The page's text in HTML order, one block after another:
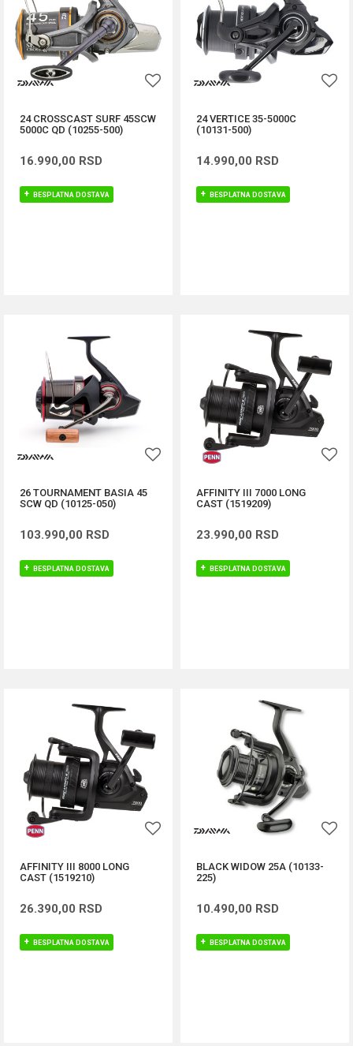
24 CROSSCAST SURF 45SCW
5000C QD (10255-500)
16.990,00 RSD
BESPLATNA DOSTAVA
24 VERTICE 35-5000C
(10131-500)
14.990,00 RSD
BESPLATNA DOSTAVA
26 TOURNAMENT BASIA 45
SCW QD (10125-050)
103.990,00 RSD
BESPLATNA DOSTAVA
AFFINITY III 7000 LONG
CAST (1519209)
23.990,00 RSD
BESPLATNA DOSTAVA
AFFINITY III 8000 LONG
CAST (1519210)
26.390,00 RSD
BESPLATNA DOSTAVA
BLACK WIDOW 25A (10133-
225)
10.490,00 RSD
BESPLATNA DOSTAVA